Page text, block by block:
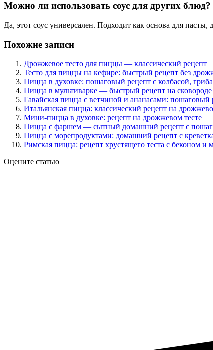
Можно ли использовать соус для других блюд?
Да, этот соус универсален. Подходит как основа для
Похожие записи
Дрожжевое тесто для пиццы — классический рецепт
Тесто для пиццы на кефире: быстрый рецепт без
Пицца в духовке: пошаговый рецепт с колбасой,
Пицца в мультиварке — быстрый рецепт на сковороде
Гавайская пицца с ветчиной и ананасами: пошаговый
Итальянская пицца: классический рецепт на
Мини-пицца в духовке: рецепт на дрожжевом тесте
Пицца с фаршем — сытный домашний рецепт с
Пицца с морепродуктами: домашний рецепт с
Римская пицца: рецепт хрустящего теста с беконом и
Оцените статью